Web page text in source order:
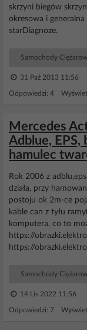
skrzyni biegów
okresowa i
starDiagnoze.
Samochody
31 Paź 2013 11:56
Odpowiedzi: 4
Mercedes
Adblue, EPS,
hamulec
Rok 2006 z
działa, przy
postoju ok 2m-ce
kable can z tyłu
komputera, co to
https://
https://
Samochody
14 Lis 2022 11:56
Odpowiedzi: 7